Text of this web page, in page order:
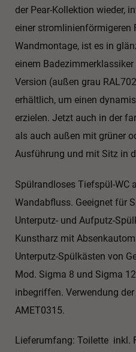
der Pear-Kollektion wieder,
einer stromlinienförmigeren
Wandmontage, ist es in
einem
Version (außen grau
erhältlich, um einen
erzielen. Jetzt auch in der
als auch außen mit grüner
Ausführung und mit Sitz in
Spülrandloses Tiefspül-WC
Wandabfluss. Geeignet für
Unterputz- und Aufputz-
Kunstharz mit
Unterputz-Spülkästen von
Mod. Sigma 8 und Sigma
inbegriffen. Verwendung
AMET0315.
Lieferumfang: Toilette inkl.